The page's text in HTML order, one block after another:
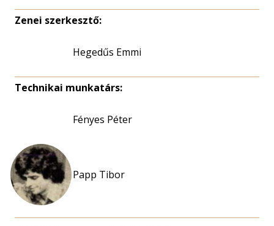
Zenei szerkesztő:
Hegedűs Emmi
Technikai munkatárs:
Fényes Péter
Papp Tibor